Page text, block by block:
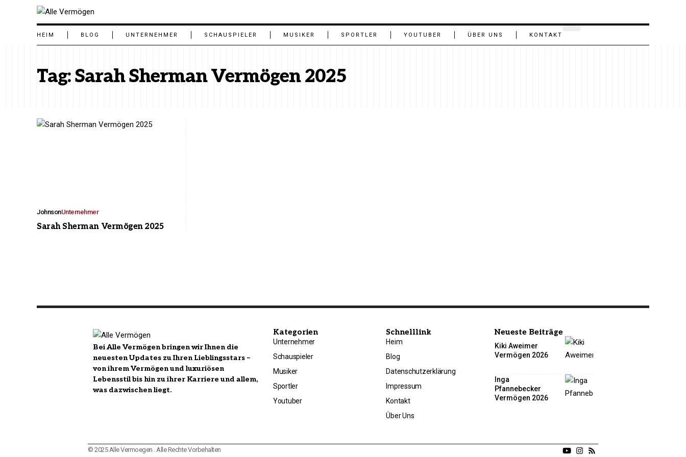
HEIM BLOG UNTERNEHMER SCHAUSPIELER MUSIKER SPORTLER YOUTUBER ÜBER UNS KONTAKT
Tag:Sarah Sherman Vermögen 2025
JohnsonUnternehmer
Sarah Sherman Vermögen 2025
Bei Alle Vermögen bringen wir Ihnen die
neuesten Updates zu Ihren Lieblingsstars –
von ihrem Vermögen und luxuriösen
Lebensstil bis hin zu ihrer Karriere und allem,
was dazwischen liegt.
Kategorien
Unternehmer
Schauspieler
Musiker
Sportler
Youtuber
Schnelllink
Heim
Blog
Datenschutzerklärung
Impressum
Kontakt
Über Uns
Neueste Beiträge
Kiki Aweimer
Vermögen 2026
Inga
Pfannebecker
Vermögen 2026
© 2025 Alle Vermoegen . Alle Rechte Vorbehalten